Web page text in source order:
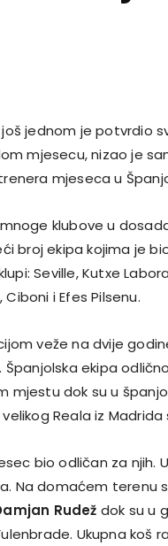
još jednom je potvrdio
mjesecu, nizao je
mjeseca u
klubove u
broj ekipa kojima je
Seville, Kutxe
i Efes Pilsenu.
veže na dvije
ekipa
mjestu dok su u
Reala iz Madrida
bio odličan za njih.
Na domaćem terenu
Rudež dok su u
Ukupna koš